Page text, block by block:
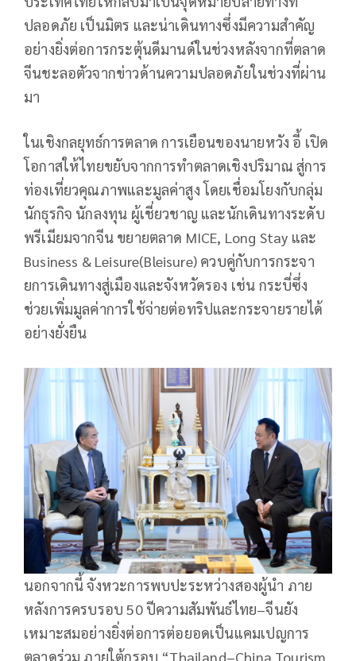
ปลอดภัย เป็นมิตร และน่าเดินทางซึ่งมีความสำคัญ
อย่างยิ่งต่อการกระตุ้นดีมานด์ในช่วงหลังจากที่ตลาด
จีนชะลอตัวจากข่าวด้านความปลอดภัยในช่วงที่ผ่าน
มา
ในเชิงกลยุทธ์การตลาด การเยือนของนายหวัง อี้ เปิด
โอกาสให้ไทยขยับจากการทำตลาดเชิงปริมาณ สู่การ
ท่องเที่ยวคุณภาพและมูลค่าสูง โดยเชื่อมโยงกับกลุ่ม
นักธุรกิจ นักลงทุน ผู้เชี่ยวชาญ และนักเดินทางระดับ
พรีเมียมจากจีน ขยายตลาด MICE, Long Stay และ
Business & Leisure(Bleisure) ควบคู่กับการกระจา
ยการเดินทางสู่เมืองและจังหวัดรอง เช่น กระบี่ซึ่ง
ช่วยเพิ่มมูลค่าการใช้จ่ายต่อทริปและกระจายรายได้
อย่างยั่งยืน
นอกจากนี้ จังหวะการพบปะระหว่างสองผู้นำ ภาย
หลังการครบรอบ 50 ปีความสัมพันธ์ไทย–จีนยัง
เหมาะสมอย่างยิ่งต่อการต่อยอดเป็นแคมเปญการ
ตลาดร่วม ภายใต้กรอบ “Thailand–China Tourism